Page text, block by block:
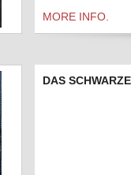
MORE INFO.
DAS